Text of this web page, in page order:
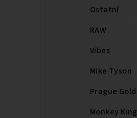
Ostatní
RAW
Vibes
Mike Tyson
Prague Gold
Monkey King